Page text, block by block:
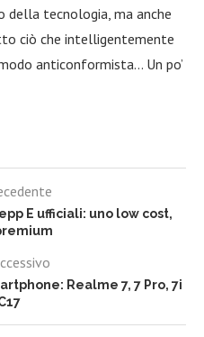
della tecnologia, ma anche
ciò che intelligentemente
anticonformista… Un po’
E ufficiali: uno low cost,
Realme 7, 7 Pro, 7i